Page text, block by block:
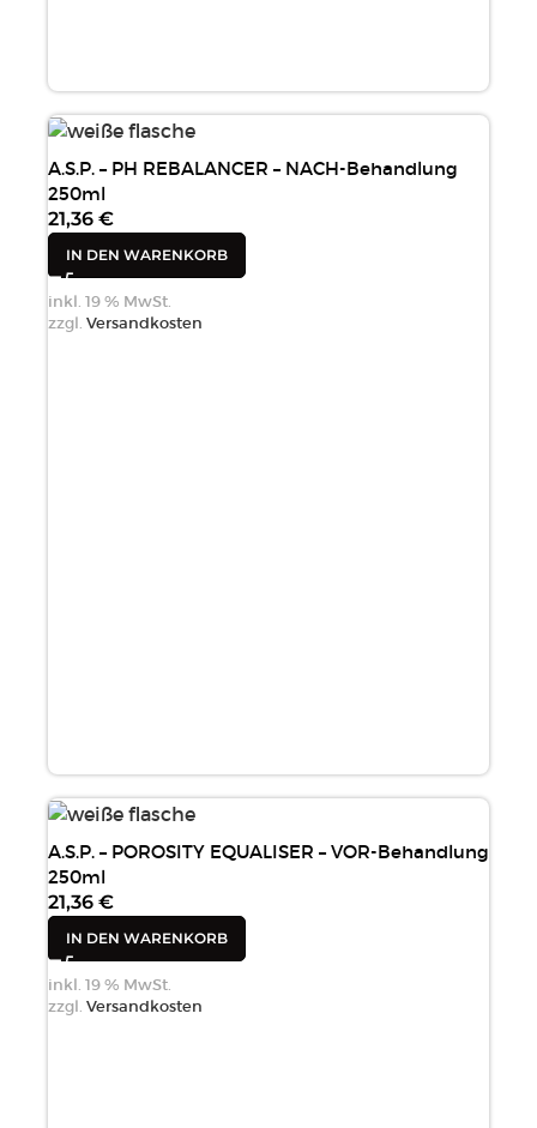
A.S.P. – PH REBALANCER – NACH-Behandlung
250ml
21,36 €
IN DEN WARENKORB
inkl. 19 % MwSt.
zzgl. Versandkosten
A.S.P. – POROSITY EQUALISER – VOR-Behandlung
250ml
21,36 €
IN DEN WARENKORB
inkl. 19 % MwSt.
zzgl. Versandkosten